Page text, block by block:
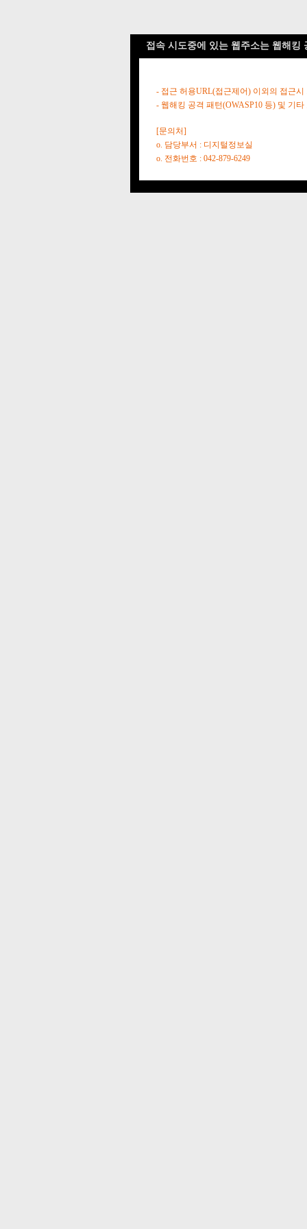
접속 시도중에 있는 웹주소는 웹해킹
- 접근 허용URL(접근제어) 이외의 접근시
- 웹해킹 공격 패턴(OWASP10 등) 및 기
[문의처]
o. 담당부서 : 디지털정보실
o. 전화번호 : 042-879-6249